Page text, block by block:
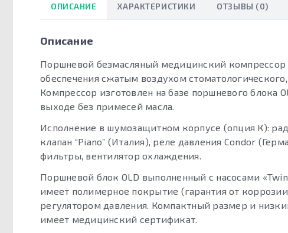
ОПИСАНИЕ ХАРАКТЕРИСТИКИ ОТЗЫВЫ (0)
Описание
Поршневой безмасляный медицинский
обеспечения сжатым воздухом
Компрессор изготовлен на базе поршневого блока
выходе без примесей масла.
Исполнение в шумозащитном корпусе (опция К):
клапан “Piano” (Италия), реле давления Condor
фильтры, вентилятор охлаждения.
Поршневой блок OLD выполненный с насосами
имеет полимерное покрытие (гарантия от
регулятором давления. Компактный размер и
имеет медицинский сертификат.